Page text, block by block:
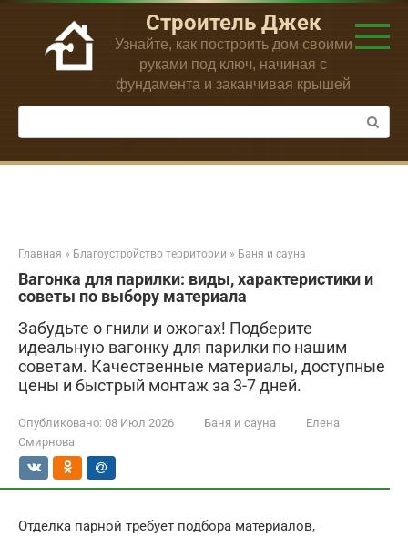
Перейти
контенту
Строитель Джек
Узнайте, как построить дом своими
руками под ключ, начиная с
фундамента и заканчивая крышей
Поиск:
Главная » Благоустройство территории » Баня и сауна
Вагонка для парилки: виды, характеристики и
советы по выбору материала
Забудьте о гнили и ожогах! Подберите
идеальную вагонку для парилки по нашим
советам. Качественные материалы, доступные
цены и быстрый монтаж за 3-7 дней.
Опубликовано: 08 Июл 2026 Баня и сауна
Елена
Смирнова
Отделка парной требует подбора материалов,